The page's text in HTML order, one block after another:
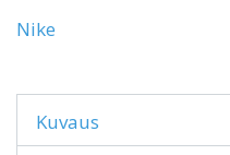
Nike
Kuvaus